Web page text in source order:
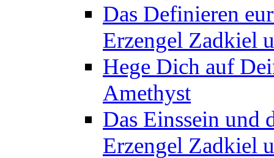
Das Definieren
Erzengel Zadkiel
Hege Dich auf
Amethyst
Das Einssein und
Erzengel Zadkiel